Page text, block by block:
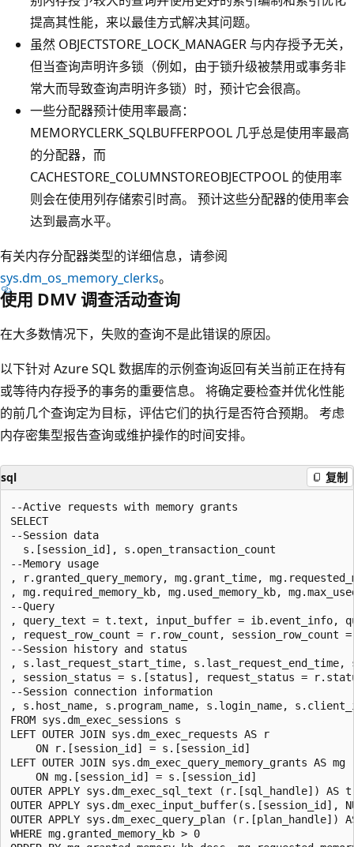
提高其性能，来以最佳方式解决其问题。
虽然 OBJECTSTORE_LOCK_MANAGER 与内存授予无关，
但当查询声明许多锁（例如，由于锁升级被禁用或事务非
常大而导致查询声明许多锁）时，预计它会很高。
一些分配器预计使用率最高：
MEMORYCLERK_SQLBUFFERPOOL 几乎总是使用率最高
的分配器，而
CACHESTORE_COLUMNSTOREOBJECTPOOL 的使用率
则会在使用列存储索引时高。 预计这些分配器的使用率会
达到最高水平。
有关内存分配器类型的详细信息，请参阅
sys.dm_os_memory_clerks。
使用 DMV 调查活动查询
在大多数情况下，失败的查询不是此错误的原因。
以下针对 Azure SQL 数据库的示例查询返回有关当前正在持有
或等待内存授予的事务的重要信息。 将确定要检查并优化性能
的前几个查询定为目标，评估它们的执行是否符合预期。 考虑
内存密集型报告查询或维护操作的时间安排。
sql 复制
--Active requests with memory grants
SELECT
--Session data
  s.[session_id], s.open_transaction_count
--Memory usage
, r.granted_query_memory, mg.grant_time,
, mg.required_memory_kb, mg.used_memory_kb,
--Query
, query_text = t.text, input_buffer = ib.event_info,
, request_row_count = r.row_count, session_row_count
--Session history and status
, s.last_request_start_time,
, session_status = s.[status], request_status =
--Session connection information
, s.host_name, s.program_name, s.login_name,
FROM sys.dm_exec_sessions s
LEFT OUTER JOIN sys.dm_exec_requests AS r
    ON r.[session_id] = s.[session_id]
LEFT OUTER JOIN sys.dm_exec_query_memory_grants AS mg
    ON mg.[session_id] = s.[session_id]
OUTER APPLY sys.dm_exec_sql_text (r.[sql_handle]) AS t
OUTER APPLY sys.dm_exec_input_buffer(s.[session_id],
OUTER APPLY sys.dm_exec_query_plan (r.[plan_handle])
WHERE mg.granted_memory_kb > 0